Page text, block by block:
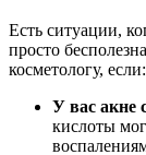
Есть ситуации,
просто
косметологу, если:
У вас акне
кислоты